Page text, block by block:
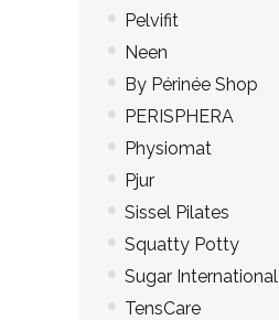
Pelvifit
Neen
By Périnée Shop
PERISPHERA
Physiomat
Pjur
Sissel Pilates
Squatty Potty
Sugar International
TensCare